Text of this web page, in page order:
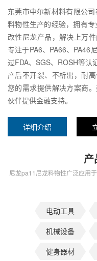
东莞市中尔新材料有限公
料物性生产的经验，拥有
改性尼龙产品，解决上万
专注于PA6、PA66、PA46
过FDA、SGS、ROSH等认
产后不开裂、不析出，耐
您的需求提供解决方案商
伙伴提供金融支持。
详细介绍
尼龙pa11尼龙料物性广泛应用
电动工具
机械设备
健身器材